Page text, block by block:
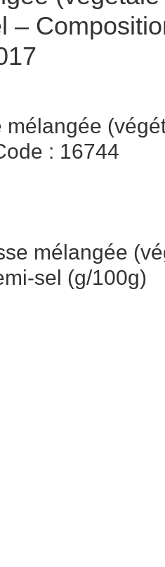
–
: 16744
mélangée
sel (g/100g)